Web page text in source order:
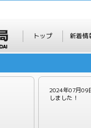
トップ 新着情
2024年07月
しました！